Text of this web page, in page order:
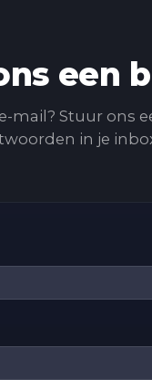
een
mail? Stuur ons
in je